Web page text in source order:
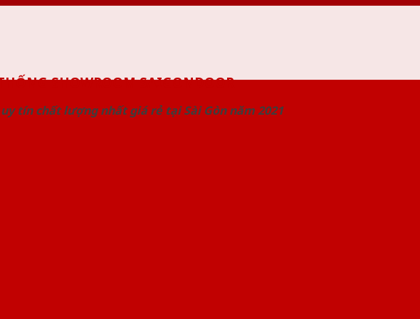
SHOWROOM SAIGONDOOR
tín chất lượng nhất giá rẻ tại Sài Gòn năm 2021